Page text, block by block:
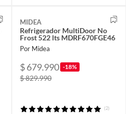
MIDEA
Refrigerador MultiDoor No
Frost 522 lts MDRF670FGE46
Por Midea
$ 679.990 -18%
$ 829.990
(2)